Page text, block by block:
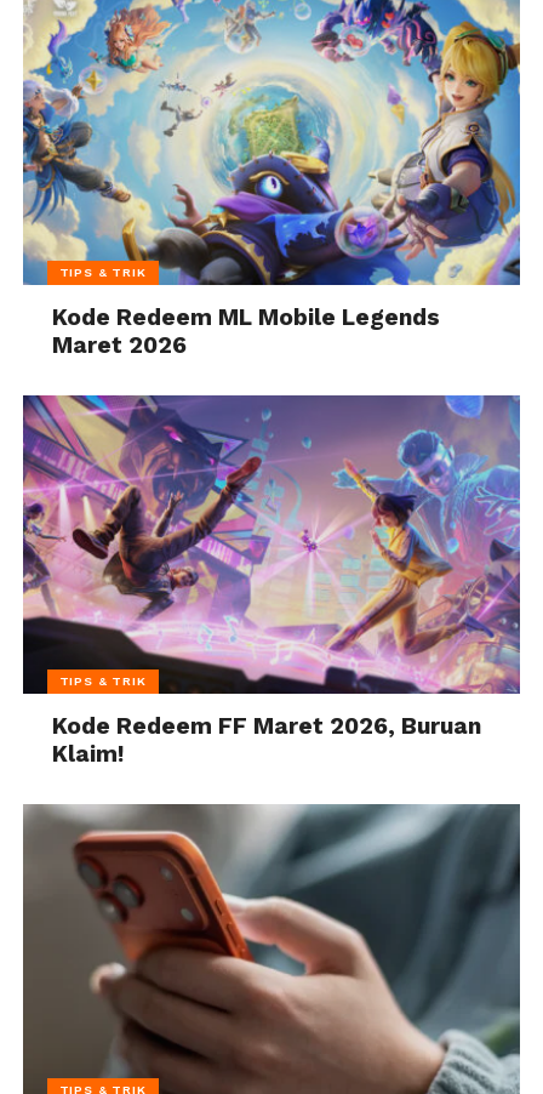
TIPS & TRIK
Kode Redeem ML Mobile Legends
Maret 2026
TIPS & TRIK
Kode Redeem FF Maret 2026, Buruan
Klaim!
TIPS & TRIK